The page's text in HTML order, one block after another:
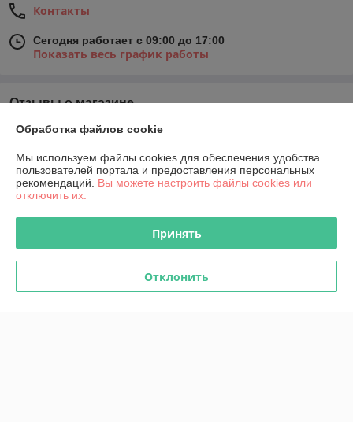
Контакты
Сегодня работает с 09:00 до 17:00
Показать весь график работы
Отзывы о магазине
У компании пока нет отзывов, добавьте первый
О нас
Контакты
Доставка и оплата
График работы
Обработка файлов cookie
Мы используем файлы cookies для обеспечения удобства
пользователей портала и предоставления персональных
рекомендаций. Вы можете настроить файлы cookies или
отключить их.
Принять
Отклонить